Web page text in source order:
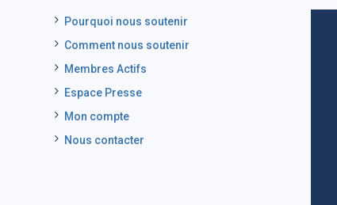
Pourquoi nous soutenir
Comment nous soutenir
Membres Actifs
Espace Presse
Mon compte
Nous contacter